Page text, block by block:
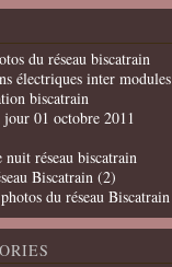
du réseau biscatrain
électriques inter modules
biscatrain
01 octobre 2011
nuit réseau biscatrain
Biscatrain (2)
du réseau Biscatrain